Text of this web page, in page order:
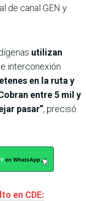
de canal GEN y
utilizan
interconexión
en la ruta y
entre 5 mil y
pasar”, precisó
en CDE: